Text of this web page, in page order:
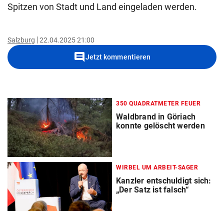
Spitzen von Stadt und Land eingeladen werden.
Salzburg 22.04.2025 21:00
commentJetzt kommentieren
350 QUADRATMETER FEUER
Waldbrand in Göriach
konnte gelöscht werden
WIRBEL UM ARBEIT-SAGER
Kanzler entschuldigt sich:
„Der Satz ist falsch“